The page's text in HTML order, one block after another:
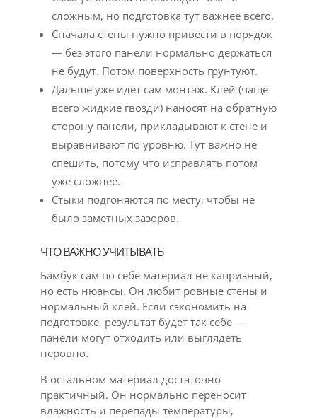
сложным, но подготовка тут важнее всего.
Сначала стены нужно привести в порядок
— без этого панели нормально держаться
не будут. Потом поверхность грунтуют.
Дальше уже идет сам монтаж. Клей (чаще
всего жидкие гвозди) наносят на обратную
сторону панели, прикладывают к стене и
выравнивают по уровню. Тут важно не
спешить, потому что исправлять потом
уже сложнее.
Стыки подгоняются по месту, чтобы не
было заметных зазоров.
ЧТО ВАЖНО УЧИТЫВАТЬ
Бамбук сам по себе материал не капризный,
но есть нюансы. Он любит ровные стены и
нормальный клей. Если сэкономить на
подготовке, результат будет так себе —
панели могут отходить или выглядеть
неровно.
В остальном материал достаточно
практичный. Он нормально переносит
влажность и перепады температуры,